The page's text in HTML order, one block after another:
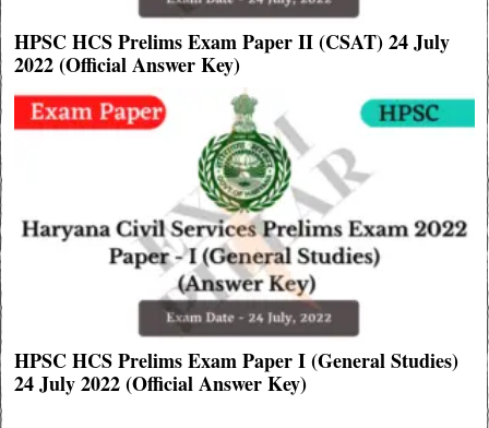
HPSC HCS Prelims Exam Paper II (CSAT) 24 July
2022 (Official Answer Key)
HPSC HCS Prelims Exam Paper I (General Studies)
24 July 2022 (Official Answer Key)